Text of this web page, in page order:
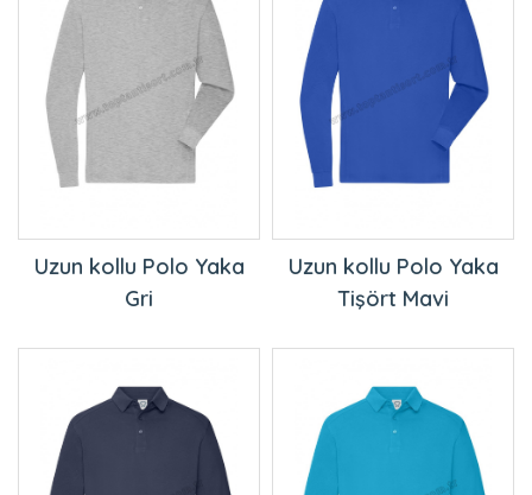
Uzun kollu Polo Yaka
Gri
Uzun kollu Polo Yaka
Tişört Mavi